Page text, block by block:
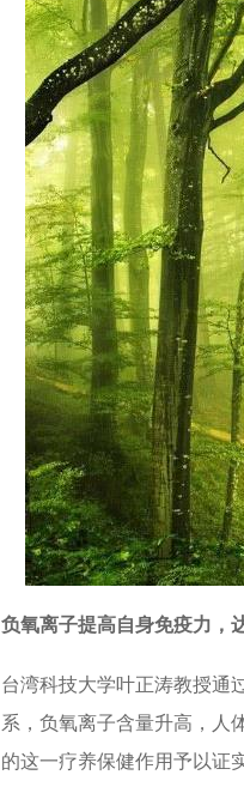
负氧离子提高自身免疫力，
台湾科技大学叶正涛教授通
系，负氧离子含量升高，人
的这一疗养保健作用予以证